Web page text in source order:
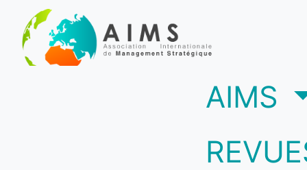
AIMS